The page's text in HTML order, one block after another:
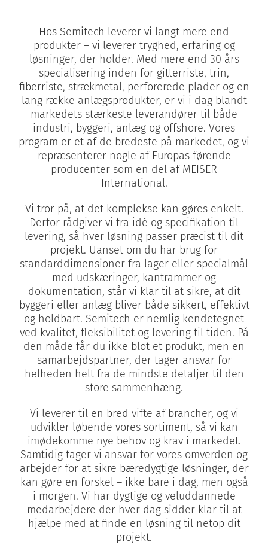
Kontakt
Hos Semitech leverer vi langt mere end
produkter – vi leverer tryghed, erfaring og
løsninger, der holder. Med mere end 30 års
specialisering inden for gitterriste, trin,
fiberriste, strækmetal, perforerede plader og en
lang række anlægsprodukter, er vi i dag blandt
markedets stærkeste leverandører til både
industri, byggeri, anlæg og offshore. Vores
program er et af de bredeste på markedet, og vi
repræsenterer nogle af Europas førende
producenter som en del af MEISER
International.
Vi tror på, at det komplekse kan gøres enkelt.
Derfor rådgiver vi fra idé og specifikation til
levering, så hver løsning passer præcist til dit
projekt. Uanset om du har brug for
standarddimensioner fra lager eller specialmål
med udskæringer, kantrammer og
dokumentation, står vi klar til at sikre, at dit
byggeri eller anlæg bliver både sikkert, effektivt
og holdbart. Semitech er nemlig kendetegnet
ved kvalitet, fleksibilitet og levering til tiden. På
den måde får du ikke blot et produkt, men en
samarbejdspartner, der tager ansvar for
helheden helt fra de mindste detaljer til den
store sammenhæng.
Vi leverer til en bred vifte af brancher, og vi
udvikler løbende vores sortiment, så vi kan
imødekomme nye behov og krav i markedet.
Samtidig tager vi ansvar for vores omverden og
arbejder for at sikre bæredygtige løsninger, der
kan gøre en forskel – ikke bare i dag, men også
i morgen. Vi har dygtige og veluddannede
medarbejdere der hver dag sidder klar til at
hjælpe med at finde en løsning til netop dit
projekt.